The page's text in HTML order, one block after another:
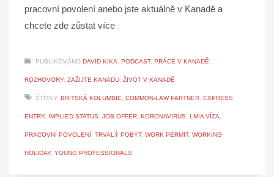
pracovní povolení anebo jste aktuálně v Kanadě a
chcete zde zůstat více
PUBLIKOVÁNO DAVID KIKA, PODCAST, PRÁCE V KANADĚ,
ROZHOVORY, ZAŽIJTE KANADU, ŽIVOT V KANADĚ
ŠTÍTKY: BRITSKÁ KOLUMBIE, COMMON-LAW PARTNER, EXPRESS
ENTRY, IMPLIED STATUS, JOB OFFER, KORONAVIRUS, LMIA VÍZA,
PRACOVNÍ POVOLENÍ, TRVALÝ POBYT, WORK PERMIT, WORKING
HOLIDAY, YOUNG PROFESSIONALS